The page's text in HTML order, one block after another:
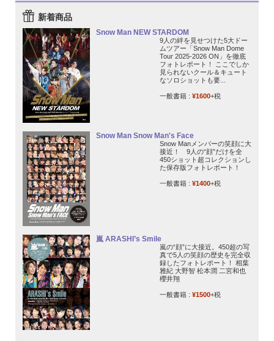
新着商品
Snow Man NEW STARDOM
9人の絆を見せつけた5大ドー
ムツアー「Snow Man Dome
Tour 2025-2026 ON」を徹底
フォトレポート！ ここでしか
見られないクール＆キュート
なソロショットも要...
一般書籍 : ¥1600+税
Snow Man Snow Man's Face
Snow Manメンバーの笑顔に大
接近！ 9人の“顔”だけを全
450ショット超コレクションし
た保存版フォトレポート！
一般書籍 : ¥1400+税
嵐 ARASHI’s Smile
嵐の“顔”に大接近。450超の写
真で5人の笑顔の歴史を完全収
録したフォトレポート！ 相葉
雅紀 大野智 松本潤 二宮和也
櫻井翔
一般書籍 : ¥1500+税